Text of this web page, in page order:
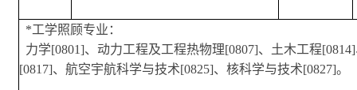
*工学照顾专业：
力学[0801]、动力工程及工程热物理[0807]、土木工程
[0817]、航空宇航科学与技术[0825]、核科学与技术[0827]。